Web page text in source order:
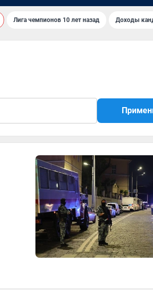
Лига чемпионов 10 лет назад Доходы